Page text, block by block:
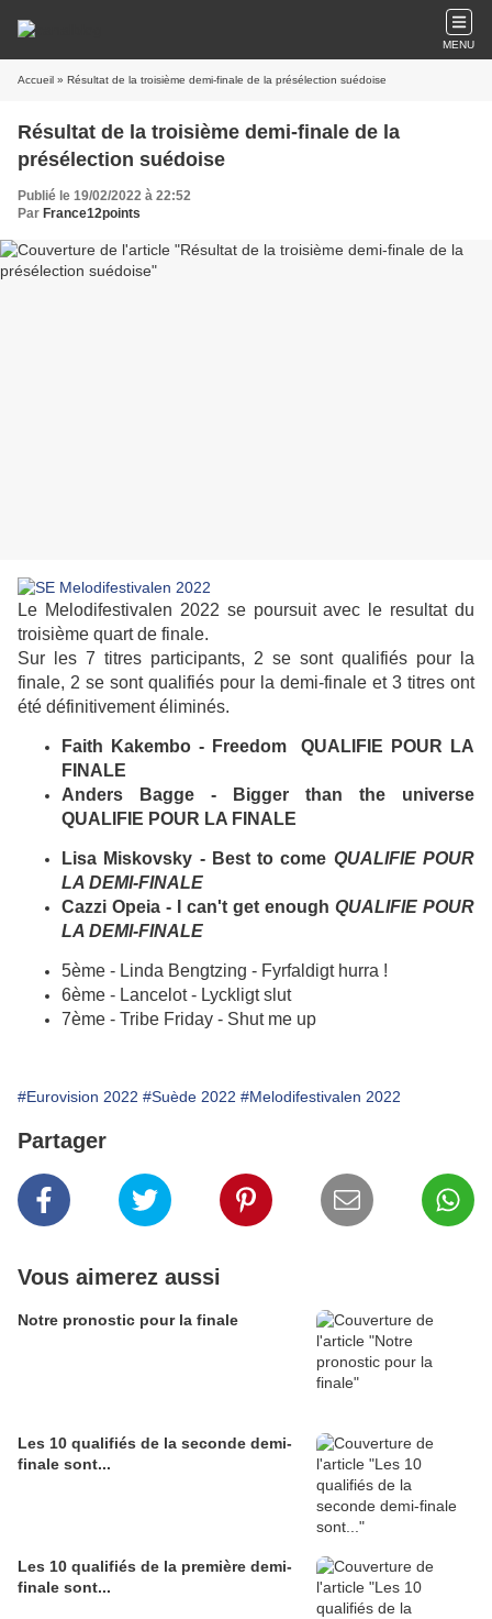
MENU
Accueil » Résultat de la troisième demi-finale de la présélection suédoise
Résultat de la troisième demi-finale de la
présélection suédoise
Publié le 19/02/2022 à 22:52
Par France12points
Le Melodifestivalen 2022 se poursuit avec le resultat du
troisième quart de finale.
Sur les 7 titres participants, 2 se sont qualifiés pour la
finale, 2 se sont qualifiés pour la demi-finale et 3 titres ont
été définitivement éliminés.
Faith Kakembo - Freedom QUALIFIE POUR LA
FINALE
Anders Bagge - Bigger than the universe
QUALIFIE POUR LA FINALE
Lisa Miskovsky - Best to come QUALIFIE POUR
LA DEMI-FINALE
Cazzi Opeia - I can't get enough QUALIFIE POUR
LA DEMI-FINALE
5ème - Linda Bengtzing - Fyrfaldigt hurra !
6ème - Lancelot - Lyckligt slut
7ème - Tribe Friday - Shut me up
#Eurovision 2022 #Suède 2022 #Melodifestivalen 2022
Partager
Vous aimerez aussi
Notre pronostic pour la finale
Les 10 qualifiés de la seconde demi-
finale sont...
Les 10 qualifiés de la première demi-
finale sont...